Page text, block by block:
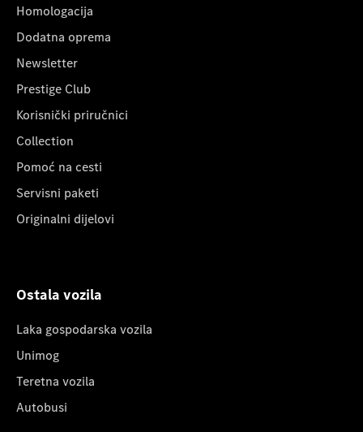
Homologacija
Dodatna oprema
Newsletter
Prestige Club
Korisnički priručnici
Collection
Pomoć na cesti
Servisni paketi
Originalni dijelovi
Ostala vozila
Laka gospodarska vozila
Unimog
Teretna vozila
Autobusi